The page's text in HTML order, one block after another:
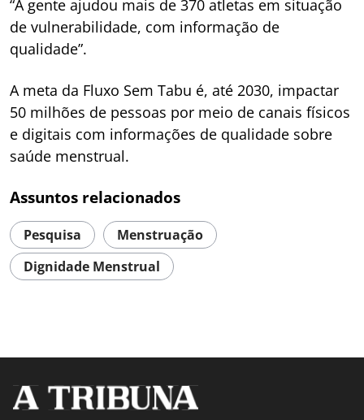
“A gente ajudou mais de 370 atletas em situação
de vulnerabilidade, com informação de
qualidade”.
A meta da Fluxo Sem Tabu é, até 2030, impactar
50 milhões de pessoas por meio de canais físicos
e digitais com informações de qualidade sobre
saúde menstrual.
Assuntos relacionados
Pesquisa
Menstruação
Dignidade Menstrual